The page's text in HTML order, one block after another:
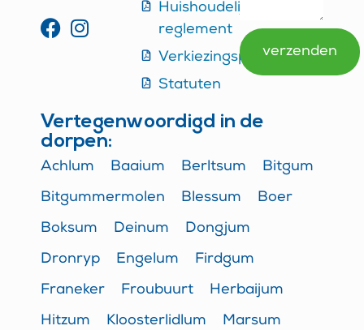
Huishoudelijk
reglement
Verkiezingsprogramma
Statuten
verzenden
Vertegenwoordigd in de
dorpen:
Achlum Baaium Berltsum Bitgum
Bitgummermolen Blessum Boer
Boksum Deinum Dongjum
Dronryp Engelum Firdgum
Franeker Froubuurt Herbaijum
Hitzum Kloosterlidlum Marsum